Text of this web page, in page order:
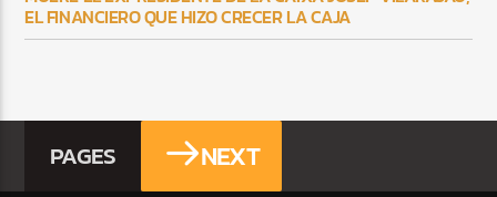
EL FINANCIERO QUE HIZO CRECER LA CAJA
PAGES NEXT